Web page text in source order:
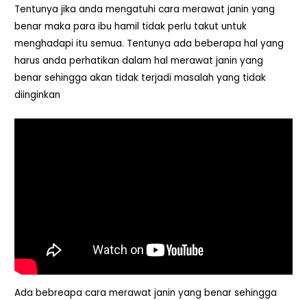
Tentunya jika anda mengatuhi cara merawat janin yang
benar maka para ibu hamil tidak perlu takut untuk
menghadapi itu semua. Tentunya ada beberapa hal yang
harus anda perhatikan dalam hal merawat janin yang
benar sehingga akan tidak terjadi masalah yang tidak
diinginkan
Ada bebreapa cara merawat janin yang benar sehingga